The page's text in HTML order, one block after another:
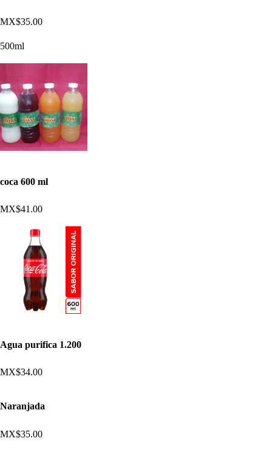
MX$35.00
500ml
coca 600 ml
MX$41.00
Agua purifica 1.200
MX$34.00
Naranjada
MX$35.00